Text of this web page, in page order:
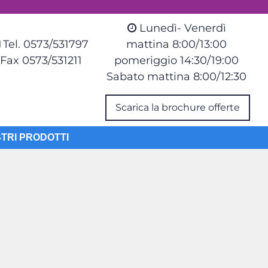
Tel. 0573/531797
Fax 0573/531211
Lunedì- Venerdì
mattina 8:00/13:00
pomeriggio 14:30/19:00
Sabato mattina 8:00/12:30
Scarica la brochure offerte
PRODOTTI